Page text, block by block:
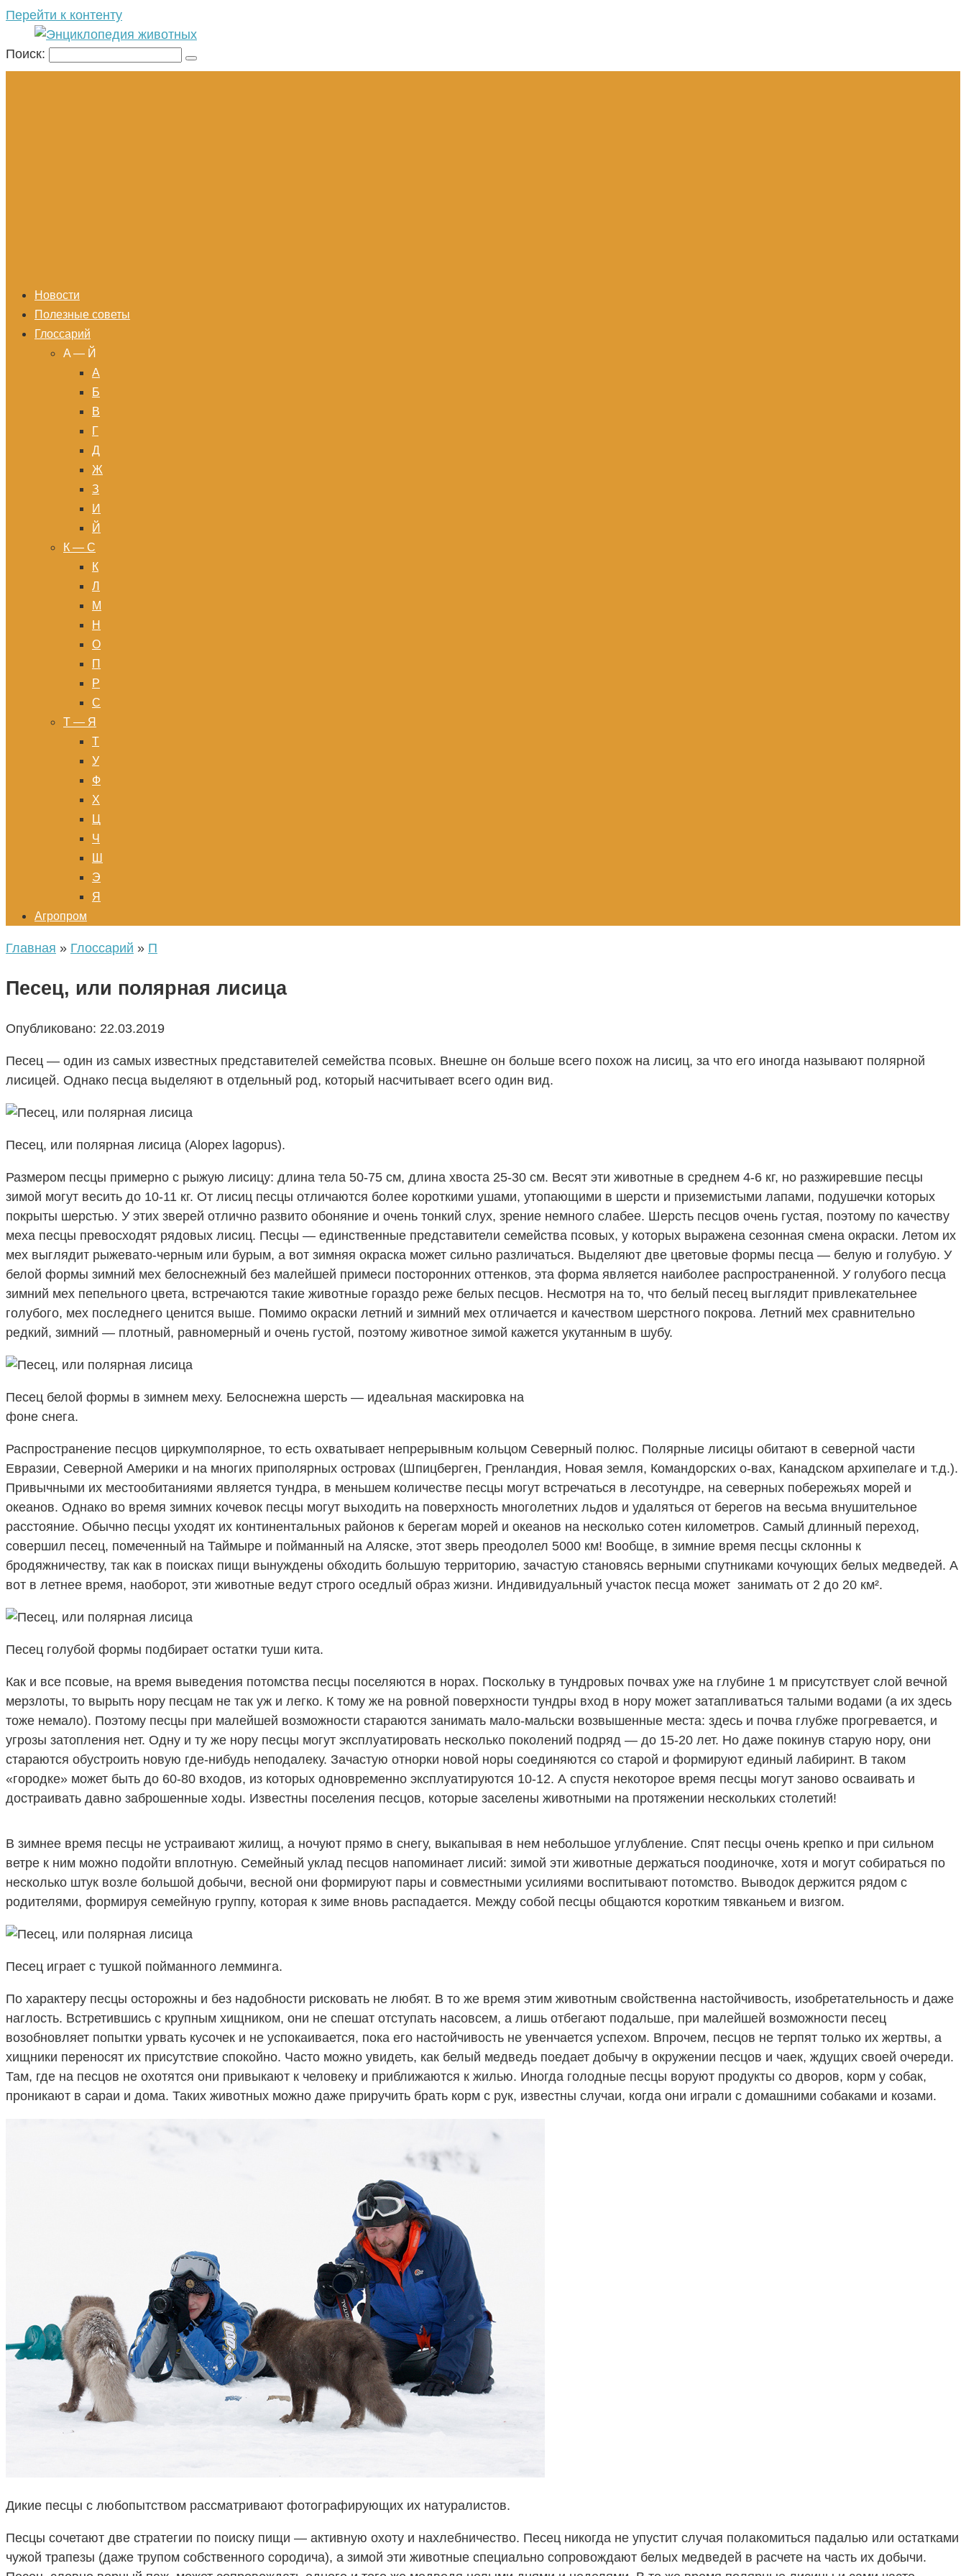
Перейти к контенту
Поиск:
Новости
Полезные советы
Глоссарий
A — Й
А
Б
В
Г
Д
Ж
З
И
Й
К — С
К
Л
М
Н
О
П
Р
С
Т — Я
Т
У
Ф
Х
Ц
Ч
Ш
Э
Я
Агропром
Главная » Глоссарий » П
Песец, или полярная лисица
Опубликовано: 22.03.2019
Песец — один из самых известных представителей семейства псовых. Внешне он больше всего похож на лисиц, за что его иногда называют полярной
лисицей. Однако песца выделяют в отдельный род, который насчитывает всего один вид.
Песец, или полярная лисица (Alopex lagopus).
Размером песцы примерно с рыжую лисицу: длина тела 50-75 см, длина хвоста 25-30 см. Весят эти животные в среднем 4-6 кг, но разжиревшие песцы
зимой могут весить до 10-11 кг. От лисиц песцы отличаются более короткими ушами, утопающими в шерсти и приземистыми лапами, подушечки которых
покрыты шерстью. У этих зверей отлично развито обоняние и очень тонкий слух, зрение немного слабее. Шерсть песцов очень густая, поэтому по качеству
меха песцы превосходят рядовых лисиц. Песцы — единственные представители семейства псовых, у которых выражена сезонная смена окраски. Летом их
мех выглядит рыжевато-черным или бурым, а вот зимняя окраска может сильно различаться. Выделяют две цветовые формы песца — белую и голубую. У
белой формы зимний мех белоснежный без малейшей примеси посторонних оттенков, эта форма является наиболее распространенной. У голубого песца
зимний мех пепельного цвета, встречаются такие животные гораздо реже белых песцов. Несмотря на то, что белый песец выглядит привлекательнее
голубого, мех последнего ценится выше. Помимо окраски летний и зимний мех отличается и качеством шерстного покрова. Летний мех сравнительно
редкий, зимний — плотный, равномерный и очень густой, поэтому животное зимой кажется укутанным в шубу.
Песец белой формы в зимнем меху. Белоснежна шерсть — идеальная маскировка на
фоне снега.
Распространение песцов циркумполярное, то есть охватывает непрерывным кольцом Северный полюс. Полярные лисицы обитают в северной части
Евразии, Северной Америки и на многих приполярных островах (Шпицберген, Гренландия, Новая земля, Командорских о-вах, Канадском архипелаге и т.д.).
Привычными их местообитаниями является тундра, в меньшем количестве песцы могут встречаться в лесотундре, на северных побережьях морей и
океанов. Однако во время зимних кочевок песцы могут выходить на поверхность многолетних льдов и удаляться от берегов на весьма внушительное
расстояние. Обычно песцы уходят их континентальных районов к берегам морей и океанов на несколько сотен километров. Самый длинный переход,
совершил песец, помеченный на Таймыре и пойманный на Аляске, этот зверь преодолел 5000 км! Вообще, в зимние время песцы склонны к
бродяжничеству, так как в поисках пищи вынуждены обходить большую территорию, зачастую становясь верными спутниками кочующих белых медведей. А
вот в летнее время, наоборот, эти животные ведут строго оседлый образ жизни. Индивидуальный участок песца может занимать от 2 до 20 км².
Песец голубой формы подбирает остатки туши кита.
Как и все псовые, на время выведения потомства песцы поселяются в норах. Поскольку в тундровых почвах уже на глубине 1 м присутствует слой вечной
мерзлоты, то вырыть нору песцам не так уж и легко. К тому же на ровной поверхности тундры вход в нору может затапливаться талыми водами (а их здесь
тоже немало). Поэтому песцы при малейшей возможности стараются занимать мало-мальски возвышенные места: здесь и почва глубже прогревается, и
угрозы затопления нет. Одну и ту же нору песцы могут эксплуатировать несколько поколений подряд — до 15-20 лет. Но даже покинув старую нору, они
стараются обустроить новую где-нибудь неподалеку. Зачастую отнорки новой норы соединяются со старой и формируют единый лабиринт. В таком
«городке» может быть до 60-80 входов, из которых одновременно эксплуатируются 10-12. А спустя некоторое время песцы могут заново осваивать и
достраивать давно заброшенные ходы. Известны поселения песцов, которые заселены животными на протяжении нескольких столетий!
В зимнее время песцы не устраивают жилищ, а ночуют прямо в снегу, выкапывая в нем небольшое углубление. Спят песцы очень крепко и при сильном
ветре к ним можно подойти вплотную. Семейный уклад песцов напоминает лисий: зимой эти животные держаться поодиночке, хотя и могут собираться по
несколько штук возле большой добычи, весной они формируют пары и совместными усилиями воспитывают потомство. Выводок держится рядом с
родителями, формируя семейную группу, которая к зиме вновь распадается. Между собой песцы общаются коротким тявканьем и визгом.
Песец играет с тушкой пойманного лемминга.
По характеру песцы осторожны и без надобности рисковать не любят. В то же время этим животным свойственна настойчивость, изобретательность и даже
наглость. Встретившись с крупным хищником, они не спешат отступать насовсем, а лишь отбегают подальше, при малейшей возможности песец
возобновляет попытки урвать кусочек и не успокаивается, пока его настойчивость не увенчается успехом. Впрочем, песцов не терпят только их жертвы, а
хищники переносят их присутствие спокойно. Часто можно увидеть, как белый медведь поедает добычу в окружении песцов и чаек, ждущих своей очереди.
Там, где на песцов не охотятся они привыкают к человеку и приближаются к жилью. Иногда голодные песцы воруют продукты со дворов, корм у собак,
проникают в сараи и дома. Таких животных можно даже приручить брать корм с рук, известны случаи, когда они играли с домашними собаками и козами.
Дикие песцы с любопытством рассматривают фотографирующих их натуралистов.
Песцы сочетают две стратегии по поиску пищи — активную охоту и нахлебничество. Песец никогда не упустит случая полакомиться падалью или остатками
чужой трапезы (даже трупом собственного сородича), а зимой эти животные специально сопровождают белых медведей в расчете на часть их добычи.